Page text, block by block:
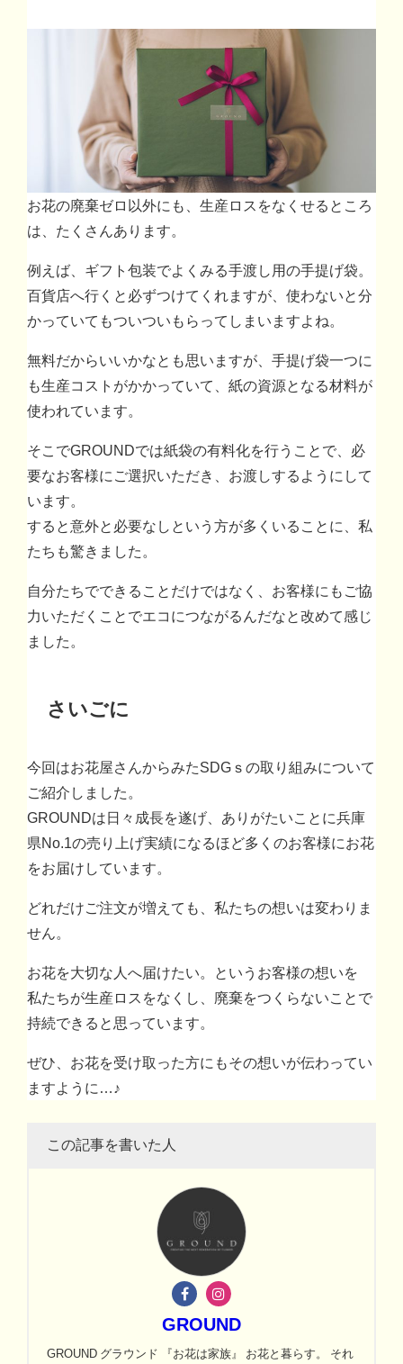
お花の廃棄ゼロ以外にも、生産ロスをなくせるところ
は、たくさんあります。
例えば、ギフト包装でよくみる手渡し用の手提げ袋。
百貨店へ行くと必ずつけてくれますが、使わないと分
かっていてもついついもらってしまいますよね。
無料だからいいかなとも思いますが、手提げ袋一つに
も生産コストがかかっていて、紙の資源となる材料が
使われています。
そこでGROUNDでは紙袋の有料化を行うことで、必
要なお客様にご選択いただき、お渡しするようにして
います。
すると意外と必要なしという方が多くいることに、私
たちも驚きました。
自分たちでできることだけではなく、お客様にもご協
力いただくことでエコにつながるんだなと改めて感じ
ました。
さいごに
今回はお花屋さんからみたSDGｓの取り組みについて
ご紹介しました。
GROUNDは日々成長を遂げ、ありがたいことに兵庫
県No.1の売り上げ実績になるほど多くのお客様にお花
をお届けしています。
どれだけご注文が増えても、私たちの想いは変わりま
せん。
お花を大切な人へ届けたい。というお客様の想いを
私たちが生産ロスをなくし、廃棄をつくらないことで
持続できると思っています。
ぜひ、お花を受け取った方にもその想いが伝わってい
ますように…♪
この記事を書いた人
GROUND
GROUND グラウンド 『お花は家族』 お花と暮らす。 それ